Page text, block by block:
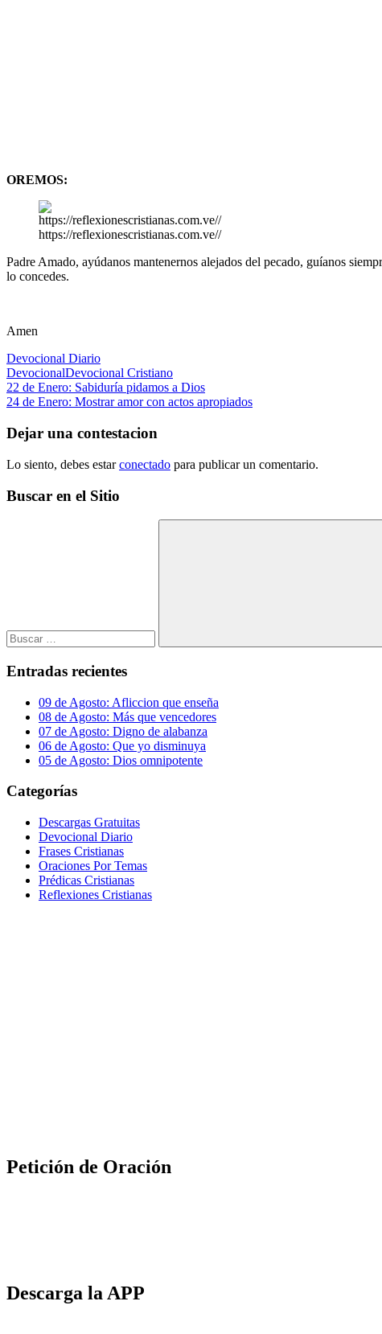
OREMOS:
https://reflexionescristianas.com.ve//
Padre Amado, ayúdanos mantenernos alejados del pecado, guíanos
lo concedes.
Amen
Devocional Diario
DevocionalDevocional Cristiano
Navegación
de
entradas
Entrada
anterior:
22 de Enero: Sabiduría pidamos a Dios
Siguiente
24 de Enero: Mostrar amor con actos apropiados
Dejar una contestacion
Lo siento, debes estarconectado para publicar un comentario.
Buscar en el Sitio
Buscar
Entradas recientes
09 de Agosto: Afliccion que enseña
08 de Agosto: Más que vencedores
07 de Agosto: Digno de alabanza
06 de Agosto: Que yo disminuya
05 de Agosto: Dios omnipotente
Categorías
Descargas Gratuitas
Devocional Diario
Frases Cristianas
Oraciones Por Temas
Prédicas Cristianas
Reflexiones Cristianas
Petición de Oración
Descarga la APP